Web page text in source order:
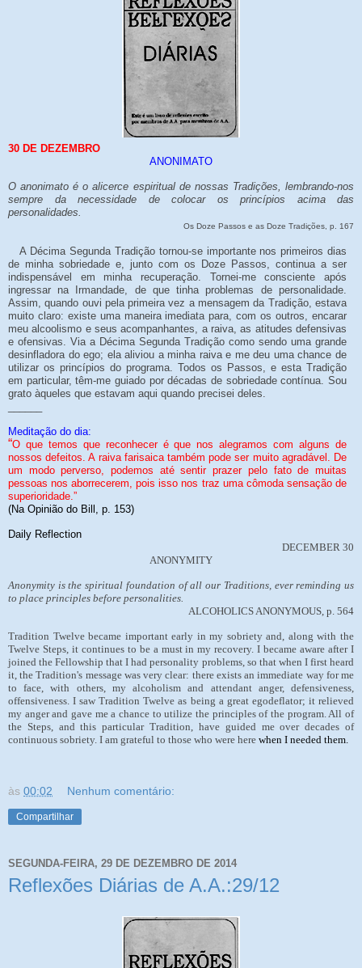
30 DE DEZEMBRO
ANONIMATO
O anonimato é o alicerce espiritual de nossas Tradições, lembrando-nos
sempre da necessidade de colocar os princípios acima das
personalidades.
Os Doze Passos e as Doze Tradições, p. 167
A Décima Segunda Tradição tornou-se importante nos primeiros dias
de minha sobriedade e, junto com os Doze Passos, continua a ser
indispensável em minha recuperação. Tornei-me consciente após
ingressar na Irmandade, de que tinha problemas de personalidade.
Assim, quando ouvi pela primeira vez a mensagem da Tradição, estava
muito claro: existe uma maneira imediata para, com os outros, encarar
meu alcoolismo e seus acompanhantes, a raiva, as atitudes defensivas
e ofensivas. Via a Décima Segunda Tradição como sendo uma grande
desinfladora do ego; ela aliviou a minha raiva e me deu uma chance de
utilizar os princípios do programa. Todos os Passos, e esta Tradição
em particular, têm-me guiado por décadas de sobriedade contínua. Sou
grato àqueles que estavam aqui quando precisei deles.
Meditação do dia:
“O que temos que reconhecer é que nos alegramos com alguns de
nossos defeitos. A raiva farisaica também pode ser muito agradável. De
um modo perverso, podemos até sentir prazer pelo fato de muitas
pessoas nos aborrecerem, pois isso nos traz uma cômoda sensação de
superioridade.”
(Na Opinião do Bill, p. 153)
Daily Reflection
DECEMBER 30
ANONYMITY
Anonymity is the spiritual foundation of all our Traditions, ever reminding us
to place principles before personalities.
ALCOHOLICS ANONYMOUS, p. 564
Tradition Twelve became important early in my sobriety and, along with the
Twelve Steps, it continues to be a must in my recovery. I became aware after I
joined the Fellowship that I had personality problems, so that when I first heard
it, the Tradition's message was very clear: there exists an immediate way for me
to face, with others, my alcoholism and attendant anger, defensiveness,
offensiveness. I saw Tradition Twelve as being a great egodeflator; it relieved
my anger and gave me a chance to utilize the principles of the program. All of
the Steps, and this particular Tradition, have guided me over decades of
continuous sobriety. I am grateful to those who were here when I needed them.
às 00:02 Nenhum comentário:
Compartilhar
SEGUNDA-FEIRA, 29 DE DEZEMBRO DE 2014
Reflexões Diárias de A.A.:29/12